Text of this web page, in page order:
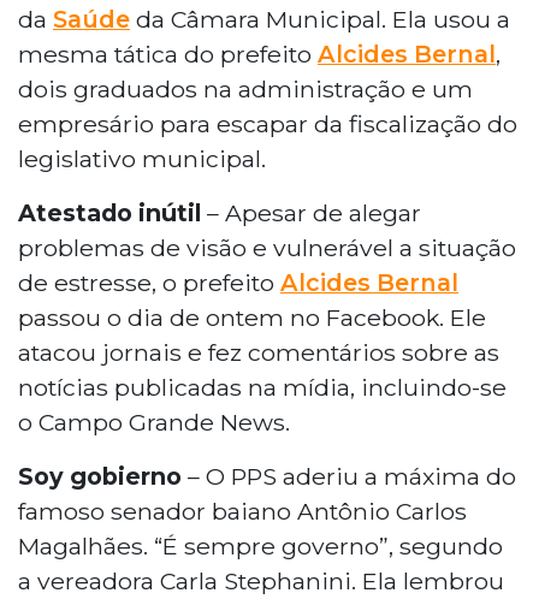
da Saúde da Câmara Municipal. Ela usou a
mesma tática do prefeito Alcides Bernal,
dois graduados na administração e um
empresário para escapar da fiscalização do
legislativo municipal.
Atestado inútil – Apesar de alegar
problemas de visão e vulnerável a situação
de estresse, o prefeito Alcides Bernal
passou o dia de ontem no Facebook. Ele
atacou jornais e fez comentários sobre as
notícias publicadas na mídia, incluindo-se
o Campo Grande News.
Soy gobierno – O PPS aderiu a máxima do
famoso senador baiano Antônio Carlos
Magalhães. “É sempre governo”, segundo
a vereadora Carla Stephanini. Ela lembrou